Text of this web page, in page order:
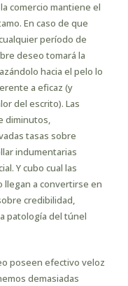
comercio mantiene el
En caso de que
período de
deseo tomará la
hacia el pelo lo
a eficaz (y
del escrito). Las
diminutos,
tasas sobre
indumentarias
Y cubo cual las
llegan a convertirse en
credibilidad,
patologí­a del túnel
poseen efectivo veloz
demasiadas